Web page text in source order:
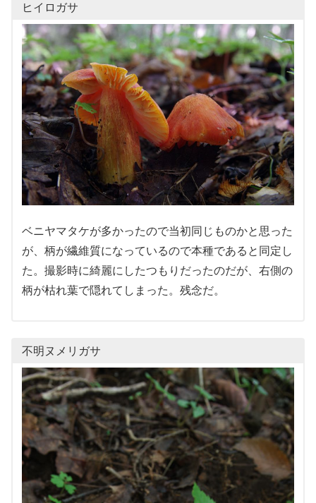
ヒイロガサ
ベニヤマタケが多かったので当初同じものかと思った
が、柄が繊維質になっているので本種であると同定し
た。撮影時に綺麗にしたつもりだったのだが、右側の
柄が枯れ葉で隠れてしまった。残念だ。
不明ヌメリガサ